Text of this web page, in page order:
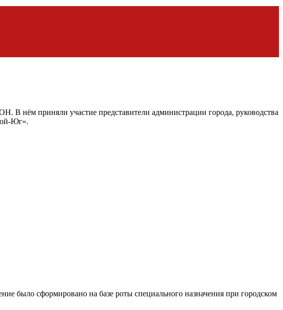
В нём приняли участие представители администрации города, руководства
Юг».
было сформировано на базе роты специального назначения при городском